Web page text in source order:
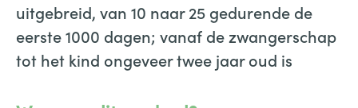
uitgebreid, van 10 naar 25 gedurende de
eerste 1000 dagen; vanaf de zwangerschap
tot het kind ongeveer twee jaar oud is